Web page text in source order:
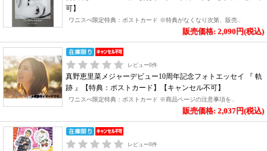
可】
ワニスぺ限定特典：ポストカード ※特典がなくなり次第、販売..
販売価格: 2,090円(税込)
レビュー0件
真野恵里菜メジャーデビュー10周年記念フォトエッセイ 『 軌
跡 』【特典：ポストカード】【キャンセル不可】
ワニスぺ限定特典：ポストカード ※商品ページの注意事項を..
販売価格: 2,037円(税込)
レビュー0件